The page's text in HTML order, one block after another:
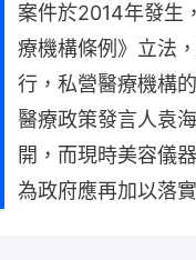
案件於2014年發生
療機構條例》立法
行，私營醫療機構
醫療政策發言人袁
開，而現時美容儀
為政府應再加以落